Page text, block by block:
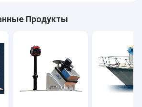
Продукты